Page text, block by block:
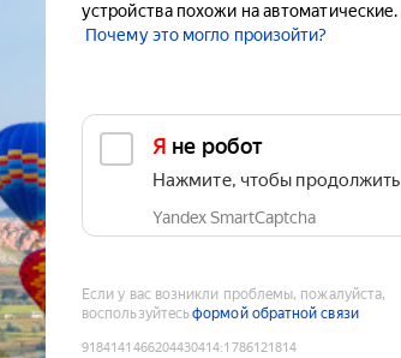
устройства похожи на автоматические.
Почему это могло произойти?
Я не робот
Нажмите, чтобы продолжить
Yandex SmartCaptcha
Если у вас возникли проблемы, пожалуйста,
воспользуйтесьформой обратной связи
9184141466204430414:1786121814